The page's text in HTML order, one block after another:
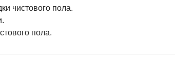
чистового пола.
пола.